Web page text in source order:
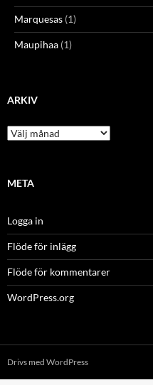
Marquesas (1)
Maupihaa (1)
ARKIV
Arkiv
META
Logga in
Flöde för inlägg
Flöde för kommentarer
WordPress.org
Drivs med WordPress